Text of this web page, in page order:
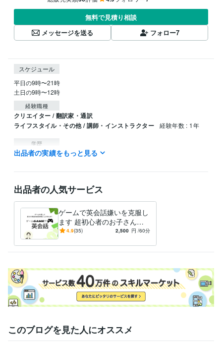
無料で見積り相談
メッセージを送る
フォロー7
スケジュール
平日の9時〜21時
土日の9時〜12時
経験職種
クリエイター / 翻訳家・通訳
ライフスタイル・その他 / 講師・インストラクター
経験年数 : 1年
学歴
筑波大学 2020年3月 ~ 現在
出品者の実績をもっと見る
出品者の人気サービス
ゲームで英会話嫌いを克服し
ます 超初心者のお子さんで
も安心！とにかく楽しく続く
4.9(35) 2,500 円 /60分
このブログを見た人にオススメ